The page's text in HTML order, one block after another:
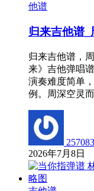
他谱
归来吉他谱
归来吉他谱，
来》吉他弹唱
演奏难度简单
例。周深空灵
2026年7月8日